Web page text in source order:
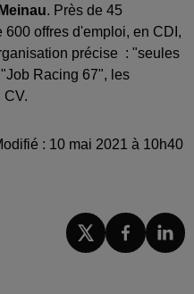
. Près de 45
offres d'emploi, en CDI,
précise : "seules
Racing 67", les
CV.
: 10 mai 2021 à 10h40